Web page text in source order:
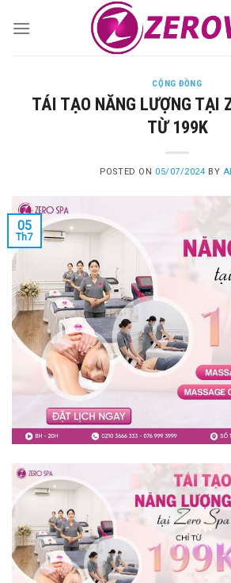
CỘNG ĐỒNG
TÁI TẠO NĂNG LƯỢNG TẠI
TỪ 199K
POSTED ON 05/07/2024 BY
05
Th7